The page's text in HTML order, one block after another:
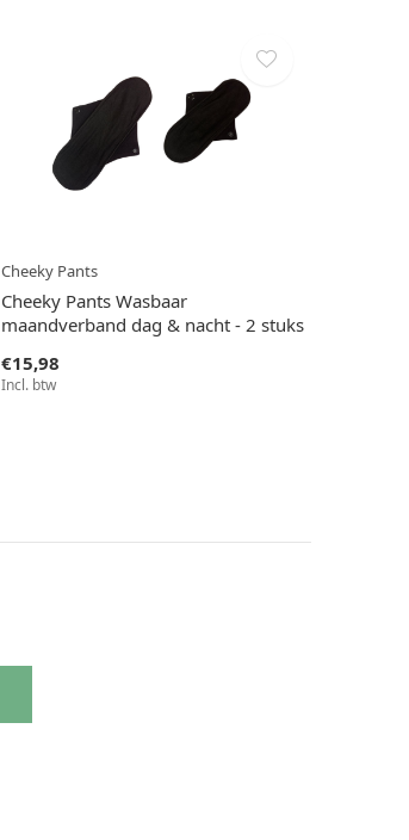
Cheeky Pants
Cheeky Pants Wasbaar
maandverband dag & nacht - 2 stuks
€15,98
Incl. btw